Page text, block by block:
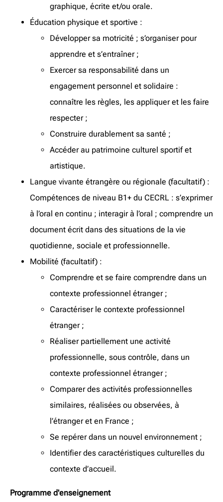
graphique, écrite et/ou orale.
Éducation physique et sportive :
Développer sa motricité ; s’organiser pour
apprendre et s’entraîner ;
Exercer sa responsabilité dans un
engagement personnel et solidaire :
connaître les règles, les appliquer et les faire
respecter ;
Construire durablement sa santé ;
Accéder au patrimoine culturel sportif et
artistique.
Langue vivante étrangère ou régionale (facultatif) :
Compétences de niveau B1+ du CECRL : s’exprimer
à l’oral en continu ; interagir à l’oral ; comprendre un
document écrit dans des situations de la vie
quotidienne, sociale et professionnelle.
Mobilité (facultatif) :
Comprendre et se faire comprendre dans un
contexte professionnel étranger ;
Caractériser le contexte professionnel
étranger ;
Réaliser partiellement une activité
professionnelle, sous contrôle, dans un
contexte professionnel étranger ;
Comparer des activités professionnelles
similaires, réalisées ou observées, à
l’étranger et en France ;
Se repérer dans un nouvel environnement ;
Identifier des caractéristiques culturelles du
contexte d’accueil.
Programme d'enseignement